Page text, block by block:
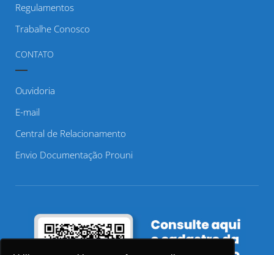
Regulamentos
Trabalhe Conosco
CONTATO
Ouvidoria
E-mail
Central de Relacionamento
Envio Documentação Prouni